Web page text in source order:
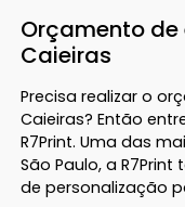
Orçamento
Caieiras
Precisa realizar o
Caieiras? Então
R7Print. Uma das
São Paulo, a
de personalização